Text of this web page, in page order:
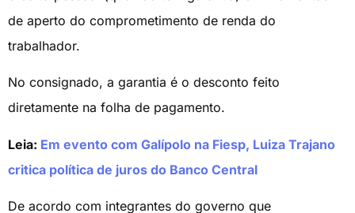
de aperto do comprometimento de renda do
trabalhador.
No consignado, a garantia é o desconto feito
diretamente na folha de pagamento.
Leia: Em evento com Galípolo na Fiesp, Luiza Trajano
critica política de juros do Banco Central
De acordo com integrantes do governo que